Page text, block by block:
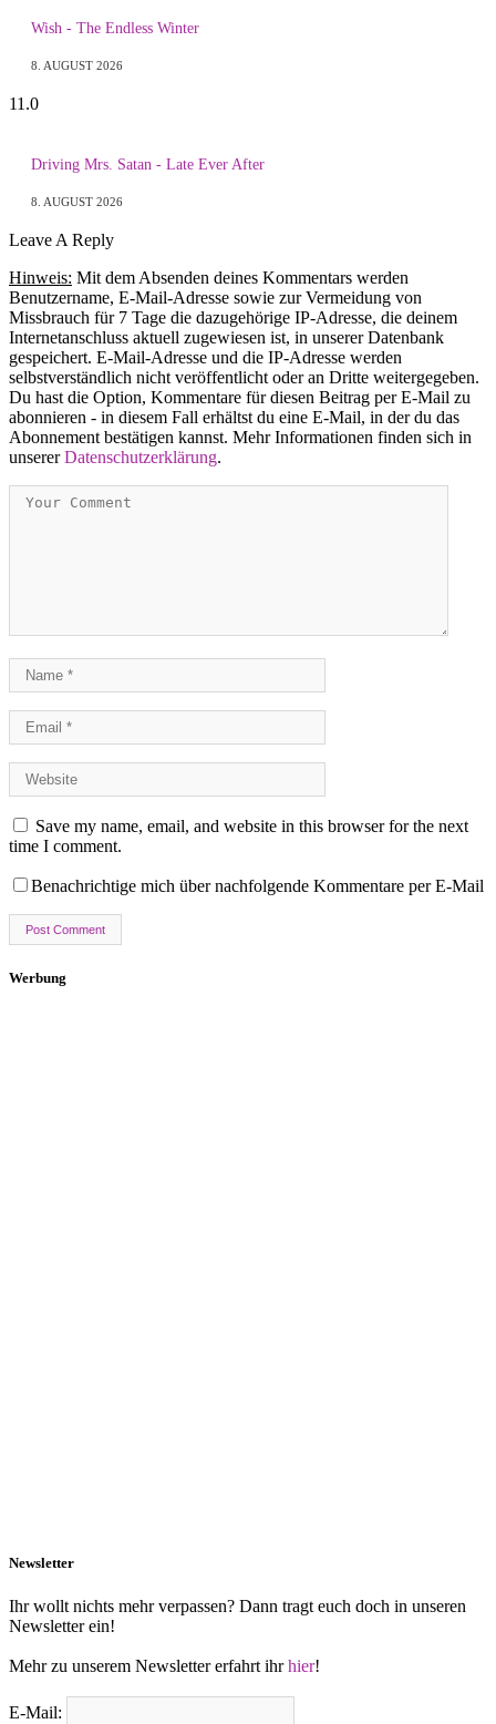
Wish - The Endless Winter
8. AUGUST 2026
11.0
Driving Mrs. Satan - Late Ever After
8. AUGUST 2026
Leave A Reply
Hinweis: Mit dem Absenden deines Kommentars werden
Benutzername, E-Mail-Adresse sowie zur Vermeidung von
Missbrauch für 7 Tage die dazugehörige IP-Adresse, die deinem
Internetanschluss aktuell zugewiesen ist, in unserer Datenbank
gespeichert. E-Mail-Adresse und die IP-Adresse werden
selbstverständlich nicht veröffentlicht oder an Dritte weitergegeben.
Du hast die Option, Kommentare für diesen Beitrag per E-Mail zu
abonnieren - in diesem Fall erhältst du eine E-Mail, in der du das
Abonnement bestätigen kannst. Mehr Informationen finden sich in
unsererDatenschutzerklärung.
Save my name, email, and website in this browser for the next
time I comment.
Benachrichtige mich über nachfolgende Kommentare per E-Mail
Werbung
Newsletter
Ihr wollt nichts mehr verpassen? Dann tragt euch doch in unseren
Newsletter ein!
Mehr zu unserem Newsletter erfahrt ihrhier!
E-Mail: